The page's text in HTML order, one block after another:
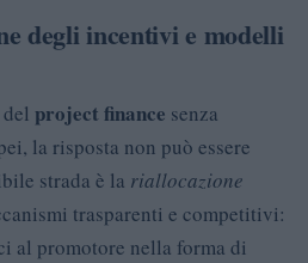
degli incentivi e modelli
project finance senza
la risposta non può essere
strada è la riallocazione
trasparenti e competitivi:
al promotore nella forma di